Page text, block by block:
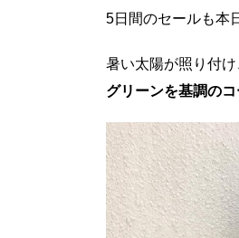
5日間のセールも本
暑い太陽が照り付
グリーンを基調の